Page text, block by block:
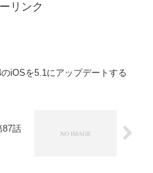
リンク
iOSを5.1にアップデートする
87話